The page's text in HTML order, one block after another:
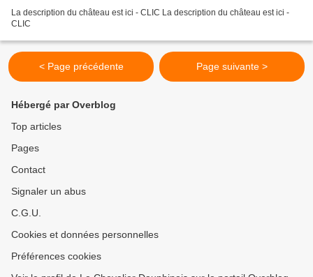
La description du château est ici - CLIC La description du château est ici -
CLIC
< Page précédente Page suivante >
Hébergé par Overblog
Top articles
Pages
Contact
Signaler un abus
C.G.U.
Cookies et données personnelles
Préférences cookies